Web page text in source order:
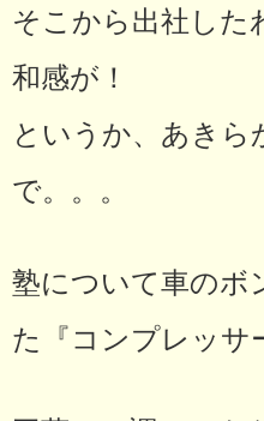
そこから出社した
和感が！
というか、あき
で。。。
塾について車のボ
た『コンプレッサ